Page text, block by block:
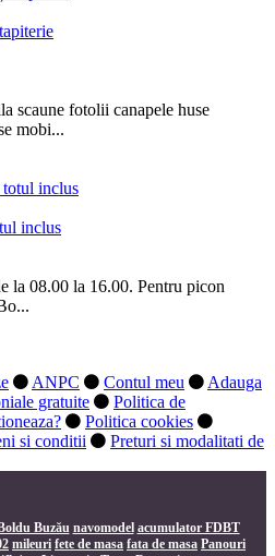
scaune fotolii canapele huse
mobi...
inclus
la 08.00 la 16.00. Pentru picon
ANPC Contul meu
Adauga
gratuite
Politica de
Politica cookies
si conditii
Preturi si modalitati de
Buzău navomodel acumulator FDBT
mileuri fete de masa fata de masa Panouri